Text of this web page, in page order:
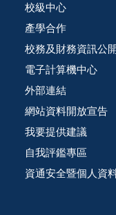
校級中心
產學合作
校務及財務資訊公
電子計算機中心
外部連結
網站資料開放宣告
我要提供建議
自我評鑑專區
資通安全暨個人資